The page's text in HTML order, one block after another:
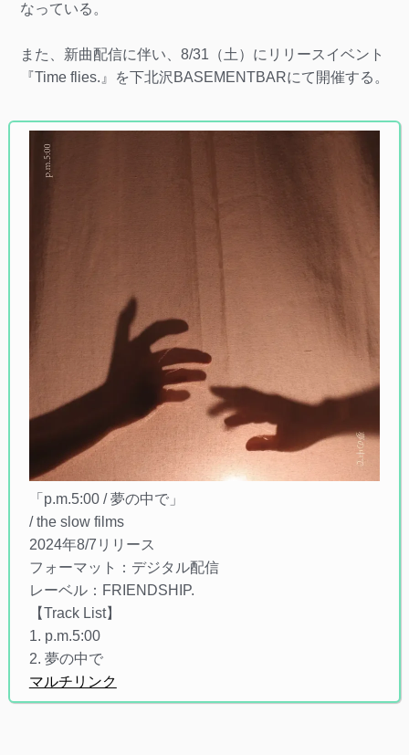
なっている。
また、新曲配信に伴い、8/31（土）にリリースイベント
『Time flies.』を下北沢BASEMENTBARにて開催する。
「p.m.5:00 / 夢の中で」
/ the slow films
2024年8/7リリース
フォーマット：デジタル配信
レーベル：FRIENDSHIP.
【Track List】
1. p.m.5:00
2. 夢の中で
マルチリンク